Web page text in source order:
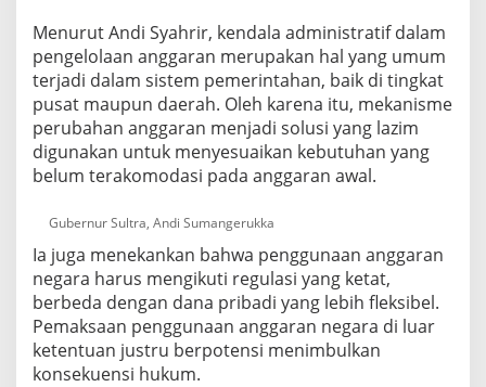
Menurut Andi Syahrir, kendala administratif dalam
pengelolaan anggaran merupakan hal yang umum
terjadi dalam sistem pemerintahan, baik di tingkat
pusat maupun daerah. Oleh karena itu, mekanisme
perubahan anggaran menjadi solusi yang lazim
digunakan untuk menyesuaikan kebutuhan yang
belum terakomodasi pada anggaran awal.
Gubernur Sultra, Andi Sumangerukka
Ia juga menekankan bahwa penggunaan anggaran
negara harus mengikuti regulasi yang ketat,
berbeda dengan dana pribadi yang lebih fleksibel.
Pemaksaan penggunaan anggaran negara di luar
ketentuan justru berpotensi menimbulkan
konsekuensi hukum.